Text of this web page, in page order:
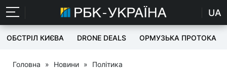
UA
ОБСТРІЛ КИЄВА DRONE DEALS ОРМУЗЬКА ПРОТОКА
Головна » Новини » Політика